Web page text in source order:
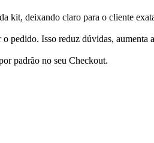
kit, deixando claro para o cliente
pedido. Isso reduz dúvidas,
padrão no seu Checkout.